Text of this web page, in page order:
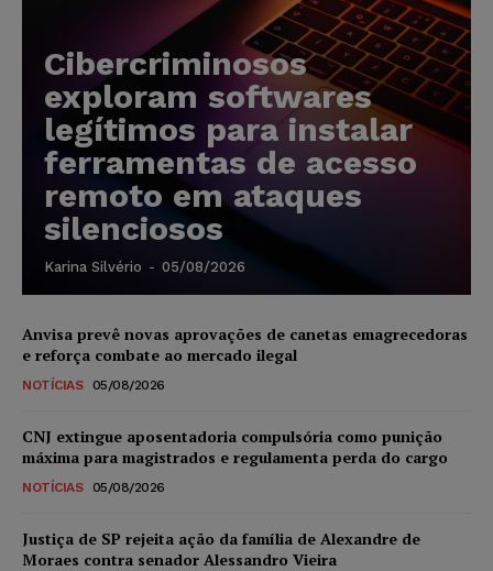
Cibercriminosos
exploram softwares
legítimos para instalar
ferramentas de acesso
remoto em ataques
silenciosos
Karina Silvério - 05/08/2026
Anvisa prevê novas aprovações de canetas emagrecedoras
e reforça combate ao mercado ilegal
NOTÍCIAS 05/08/2026
CNJ extingue aposentadoria compulsória como punição
máxima para magistrados e regulamenta perda do cargo
NOTÍCIAS 05/08/2026
Justiça de SP rejeita ação da família de Alexandre de
Moraes contra senador Alessandro Vieira